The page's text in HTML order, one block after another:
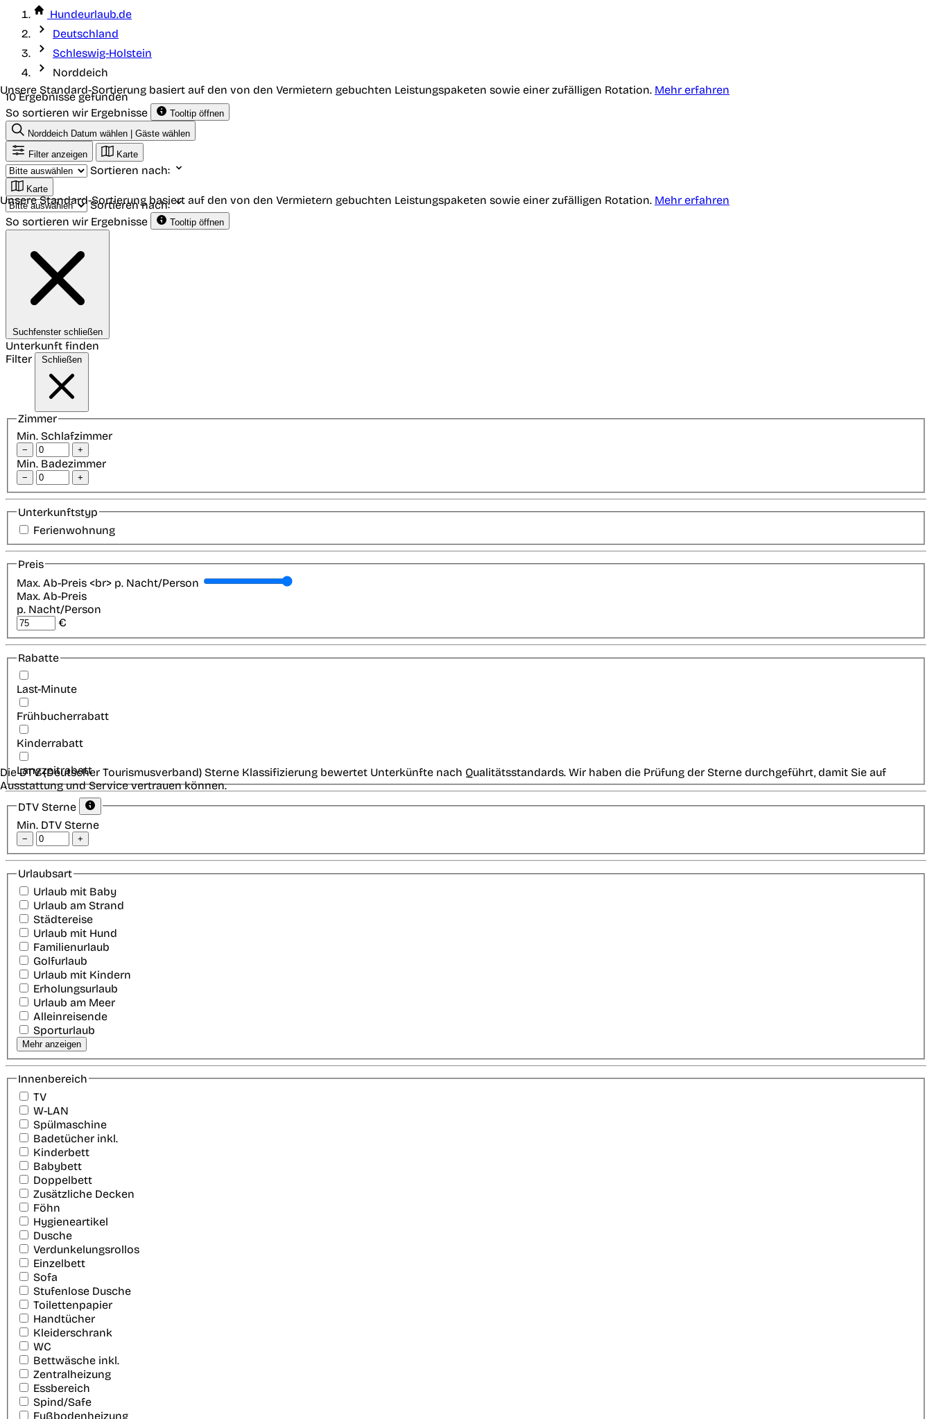
Hundeurlaub.de
Deutschland
Schleswig-Holstein
Norddeich
10 Ergebnisse gefunden
So sortieren wir Ergebnisse
Tooltip öffnen
Unsere Standard-Sortierung basiert auf den von den Vermietern gebuchten Leistungspaketen sowie einer zufälligen Rotation. Mehr erfahren
Norddeich Datum wählen | Gäste wählen
Filter anzeigen
Karte
Sortieren nach:
Karte
Sortieren nach:
So sortieren wir Ergebnisse
Tooltip öffnen
Unsere Standard-Sortierung basiert auf den von den Vermietern gebuchten Leistungspaketen sowie einer zufälligen Rotation. Mehr erfahren
Suchfenster schließen
Unterkunft finden
Filter
Schließen
Zimmer
Min. Schlafzimmer
− +
Min. Badezimmer
− +
Unterkunftstyp
Ferienwohnung
Preis
Max. Ab-Preis <br> p. Nacht/Person
Max. Ab-Preis
p. Nacht/Person
€
Rabatte
Last-Minute
Frühbucherrabatt
Kinderrabatt
Langzeitrabatt
DTV Sterne
Min. DTV Sterne
− +
Die DTV (Deutscher Tourismusverband) Sterne Klassifizierung bewertet Unterkünfte nach Qualitätsstandards. Wir haben die Prüfung der Sterne durchgeführt, damit Sie auf
Ausstattung und Service vertrauen können.
Urlaubsart
Urlaub mit Baby
Urlaub am Strand
Städtereise
Urlaub mit Hund
Familienurlaub
Golfurlaub
Urlaub mit Kindern
Erholungsurlaub
Urlaub am Meer
Alleinreisende
Sporturlaub
Mehr anzeigen
Innenbereich
TV
W-LAN
Spülmaschine
Badetücher inkl.
Kinderbett
Babybett
Doppelbett
Zusätzliche Decken
Föhn
Hygieneartikel
Dusche
Verdunkelungsrollos
Einzelbett
Sofa
Stufenlose Dusche
Toilettenpapier
Handtücher
Kleiderschrank
WC
Bettwäsche inkl.
Zentralheizung
Essbereich
Spind/Safe
Fußbodenheizung